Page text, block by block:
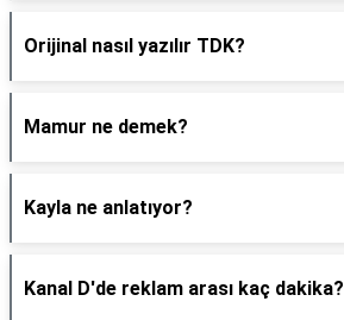
Orijinal nasıl yazılır TDK?
Mamur ne demek?
Kayla ne anlatıyor?
Kanal D'de reklam arası kaç dakika?